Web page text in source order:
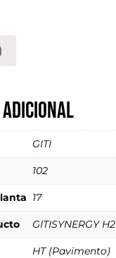
GITI
102
17
GITISYNERGY H2
HT (Pavimento)